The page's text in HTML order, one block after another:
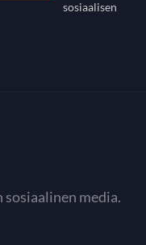
sosiaalisen
media.